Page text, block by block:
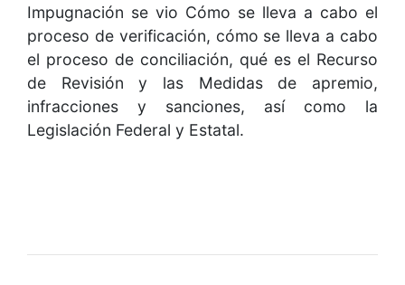
Impugnación se vio Cómo se lleva a cabo el
proceso de verificación, cómo se lleva a cabo
el proceso de conciliación, qué es el Recurso
de Revisión y las Medidas de apremio,
infracciones y sanciones, así como la
Legislación Federal y Estatal.